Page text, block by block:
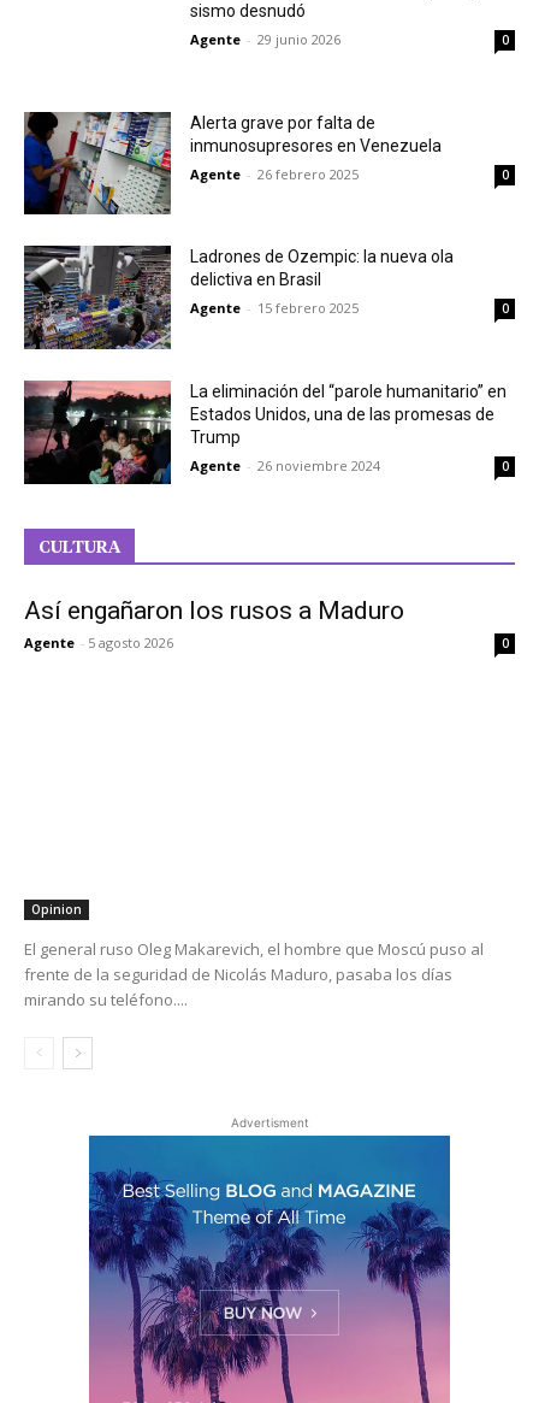
sismo desnudó
Agente - 29 junio 2026 0
Alerta grave por falta de
inmunosupresores en Venezuela
Agente - 26 febrero 2025 0
Ladrones de Ozempic: la nueva ola
delictiva en Brasil
Agente - 15 febrero 2025 0
La eliminación del “parole humanitario” en
Estados Unidos, una de las promesas de
Trump
Agente - 26 noviembre 2024 0
CULTURA
Así engañaron los rusos a Maduro
Agente - 5 agosto 2026 0
Opinion
El general ruso Oleg Makarevich, el hombre que Moscú puso al
frente de la seguridad de Nicolás Maduro, pasaba los días
mirando su teléfono....
Advertisment